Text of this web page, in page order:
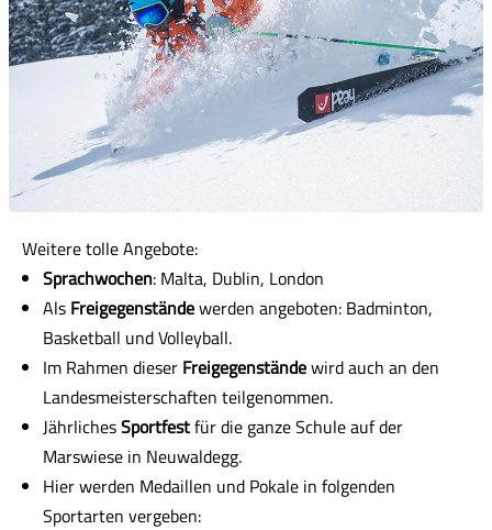
Weitere tolle Angebote:
Sprachwochen: Malta, Dublin, London
Als Freigegenständewerden angeboten: Badminton,
Basketball und Volleyball.
Im Rahmen dieser Freigegenständewird auch an den
Landesmeisterschaften teilgenommen.
JährlichesSportfestfür die ganze Schule auf der
Marswiese in Neuwaldegg.
Hier werden Medaillen und Pokale in folgenden
Sportarten vergeben: